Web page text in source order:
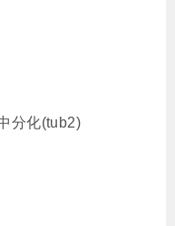
分化(tub2)